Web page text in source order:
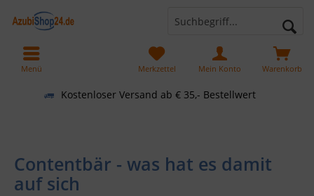
Kostenloser Versand ab € 35,- Bestellwert
Warenkorb
Merkzettel Mein Konto
Menü
Contentbär - was hat es damit
auf sich